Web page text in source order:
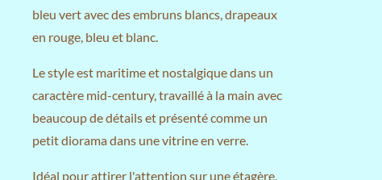
bleu vert avec des embruns blancs, drapeaux
en rouge, bleu et blanc.
Le style est maritime et nostalgique dans un
caractère mid-century, travaillé à la main avec
beaucoup de détails et présenté comme un
petit diorama dans une vitrine en verre.
Idéal pour attirer l'attention sur une étagère,